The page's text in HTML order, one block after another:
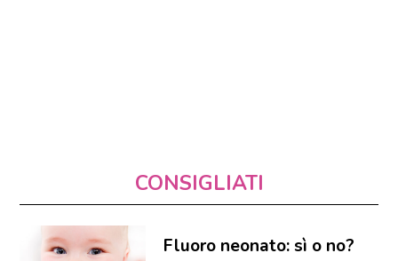
CONSIGLIATI
Fluoro neonato: sì o no?